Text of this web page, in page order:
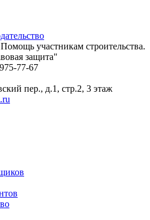
участникам строительства.
защита"
77-67
пер., д.1, стр.2, 3 этаж